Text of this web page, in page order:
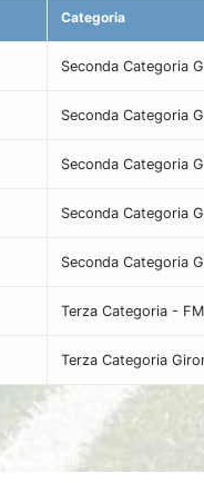
Categoria
Seconda Categoria
Seconda Categoria
Seconda Categoria
Seconda Categoria
Seconda Categoria
Terza Categoria -
Terza Categoria